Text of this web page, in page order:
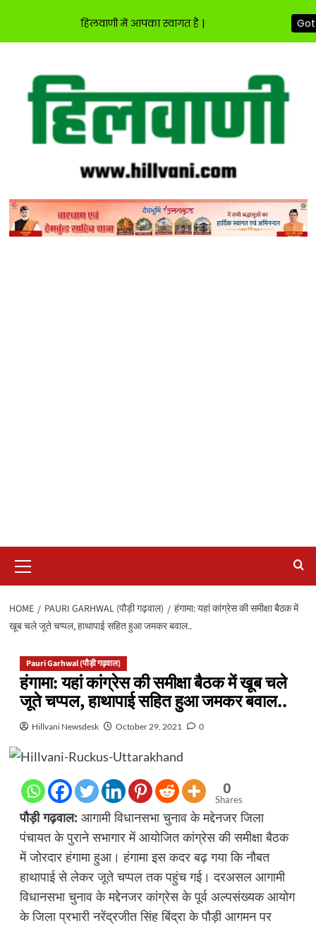
content
Menu
HOME PAURI GARHWAL (पौड़ी गढ़वाल)
हंगामा: यहां कांग्रेस की समीक्षा बैठक में
खूब चले जूते चप्पल, हाथापाई सहित हुआ जमकर बवाल..
Pauri Garhwal (पौड़ी गढ़वाल)
हंगामा: यहां कांग्रेस की समीक्षा बैठक में खूब चले
जूते चप्पल, हाथापाई सहित हुआ जमकर बवाल..
Hillvani Newsdesk October 29, 2021 0
0
Shares
पौड़ी गढ़वाल: आगामी विधानसभा चुनाव के मद्देनजर जिला
पंचायत के पुराने सभागार में आयोजित कांग्रेस की समीक्षा बैठक
में जोरदार हंगामा हुआ। हंगामा इस कदर बढ़ गया कि नौबत
हाथापाई से लेकर जूते चप्पल तक पहुंच गई। दरअसल आगामी
विधानसभा चुनाव के मद्देनजर कांग्रेस के पूर्व अल्पसंख्यक आयोग
के जिला प्रभारी नरेंद्रजीत सिंह बिंद्रा के पौड़ी आगमन पर
हिलवाणी में आपका स्वागत है |